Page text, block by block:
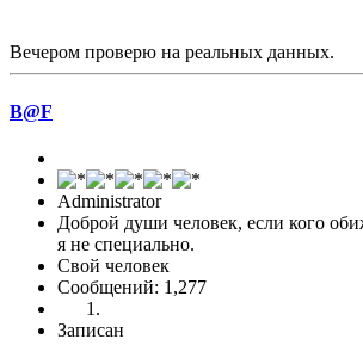
Вечером проверю на реальных данных.
B@F
Administrator
Доброй души человек, если кого
я не специально.
Свой человек
Сообщений: 1,277
Записан